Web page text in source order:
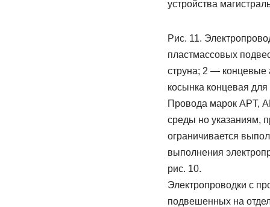
устройства
Рис. 11.
пластмассовых
струна; 2 — концевые
косынка концевая
Провода марок APT,
среды но указаниям,
ограничивается
выполнения
рис. 10.
Электропроводки с
подвешенных на